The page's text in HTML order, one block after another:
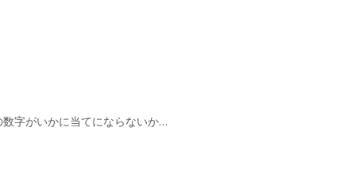
字がいかに当てにならないか…